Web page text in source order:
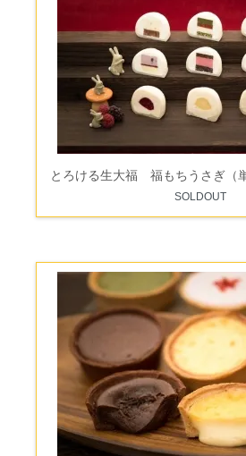
とろける生大福 福もちうさぎ（
SOLDOUT